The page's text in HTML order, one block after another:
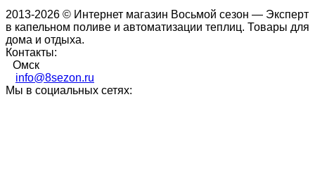
2013-2026 © Интернет магазин Восьмой сезон — Эксперт
в капельном поливе и автоматизации теплиц. Товары для
дома и отдыха.
Контакты:
Омск
info@8sezon.ru
Мы в социальных сетях: